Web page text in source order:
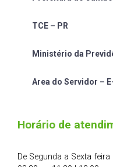
TCE – PR
Ministério da
Area do Servidor –
Horário de
De Segunda a Sexta feira